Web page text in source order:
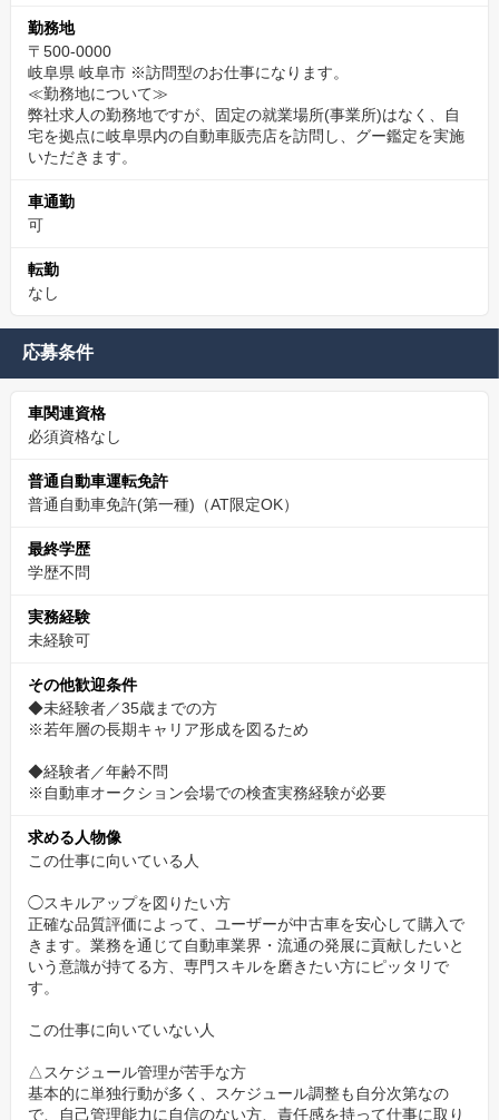
勤務地
〒500-0000
岐阜県 岐阜市 ※訪問型のお仕事になります。
≪勤務地について≫
弊社求人の勤務地ですが、固定の就業場所(事業所)はなく、自
宅を拠点に岐阜県内の自動車販売店を訪問し、グー鑑定を実施
いただきます。
車通勤
可
転勤
なし
応募条件
車関連資格
必須資格なし
普通自動車運転免許
普通自動車免許(第一種)（AT限定OK）
最終学歴
学歴不問
実務経験
未経験可
その他歓迎条件
◆未経験者／35歳までの方
※若年層の長期キャリア形成を図るため
◆経験者／年齢不問
※自動車オークション会場での検査実務経験が必要
求める人物像
この仕事に向いている人
◯スキルアップを図りたい方
正確な品質評価によって、ユーザーが中古車を安心して購入で
きます。業務を通じて自動車業界・流通の発展に貢献したいと
いう意識が持てる方、専門スキルを磨きたい方にピッタリで
す。
この仕事に向いていない人
△スケジュール管理が苦手な方
基本的に単独行動が多く、スケジュール調整も自分次第なの
で、自己管理能力に自信のない方、責任感を持って仕事に取り